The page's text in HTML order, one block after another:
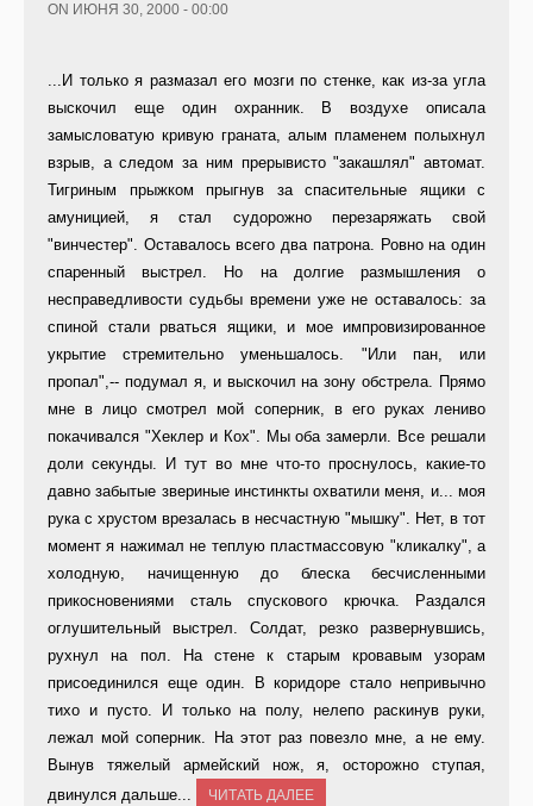
ON ИЮНЯ 30, 2000 - 00:00
...И только я размазал его мозги по стенке, как из-за угла
выскочил еще один охранник. В воздухе описала
замысловатую кривую граната, алым пламенем полыхнул
взрыв, а следом за ним прерывисто "закашлял" автомат.
Тигриным прыжком прыгнув за спасительные ящики с
амуницией, я стал судорожно перезаряжать свой
"винчестер". Оставалось всего два патрона. Ровно на один
спаренный выстрел. Но на долгие размышления о
несправедливости судьбы времени уже не оставалось: за
спиной стали рваться ящики, и мое импровизированное
укрытие стремительно уменьшалось. "Или пан, или
пропал",-- подумал я, и выскочил на зону обстрела. Прямо
мне в лицо смотрел мой соперник, в его руках лениво
покачивался "Хеклер и Кох". Мы оба замерли. Все решали
доли секунды. И тут во мне что-то проснулось, какие-то
давно забытые звериные инстинкты охватили меня, и... моя
рука с хрустом врезалась в несчастную "мышку". Нет, в тот
момент я нажимал не теплую пластмассовую "кликалку", а
холодную, начищенную до блеска бесчисленными
прикосновениями сталь спускового крючка. Раздался
оглушительный выстрел. Солдат, резко развернувшись,
рухнул на пол. На стене к старым кровавым узорам
присоединился еще один. В коридоре стало непривычно
тихо и пусто. И только на полу, нелепо раскинув руки,
лежал мой соперник. На этот раз повезло мне, а не ему.
Вынув тяжелый армейский нож, я, осторожно ступая,
двинулся дальше...
ЧИТАТЬ ДАЛЕЕ